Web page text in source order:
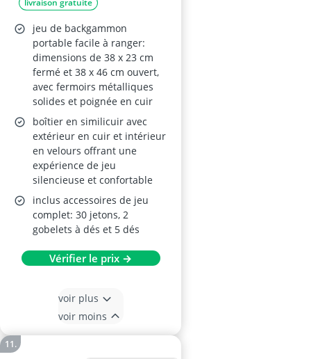
Cuir
livraison gratuite
jeu de backgammon
portable facile à ranger:
dimensions de 38 x 23 cm
fermé et 38 x 46 cm ouvert,
avec fermoirs métalliques
solides et poignée en cuir
boîtier en similicuir avec
extérieur en cuir et intérieur
en velours offrant une
expérience de jeu
silencieuse et confortable
inclus accessoires de jeu
complet: 30 jetons, 2
gobelets à dés et 5 dés
Vérifier le prix →
voir plus
voir moins